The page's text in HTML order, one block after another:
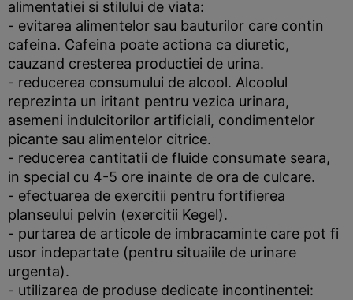
alimentatiei si stilului de viata:
- evitarea alimentelor sau bauturilor care contin
cafeina. Cafeina poate actiona ca diuretic,
cauzand cresterea productiei de urina.
- reducerea consumului de alcool. Alcoolul
reprezinta un iritant pentru vezica urinara,
asemeni indulcitorilor artificiali, condimentelor
picante sau alimentelor citrice.
- reducerea cantitatii de fluide consumate seara,
in special cu 4-5 ore inainte de ora de culcare.
- efectuarea de exercitii pentru fortifierea
planseului pelvin (exercitii Kegel).
- purtarea de articole de imbracaminte care pot fi
usor indepartate (pentru situaiile de urinare
urgenta).
- utilizarea de produse dedicate incontinentei: